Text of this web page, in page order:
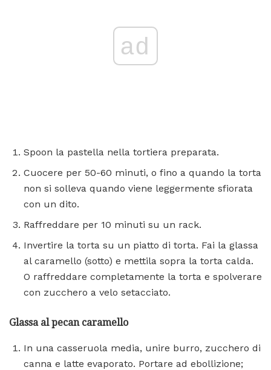
ad
Spoon la pastella nella tortiera preparata.
Cuocere per 50-60 minuti, o fino a quando la torta
non si solleva quando viene leggermente sfiorata
con un dito.
Raffreddare per 10 minuti su un rack.
Invertire la torta su un piatto di torta. Fai la glassa
al caramello (sotto) e mettila sopra la torta calda.
O raffreddare completamente la torta e spolverare
con zucchero a velo setacciato.
Glassa al pecan caramello
In una casseruola media, unire burro, zucchero di
canna e latte evaporato. Portare ad ebollizione;